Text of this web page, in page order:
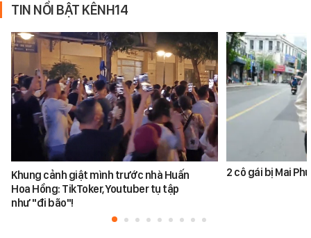
TIN NỔI BẬT KÊNH14
Khung cảnh giật mình trước nhà Huấn
Hoa Hồng: TikToker, Youtuber tụ tập
như "đi bão"!
2 cô gái bị Mai